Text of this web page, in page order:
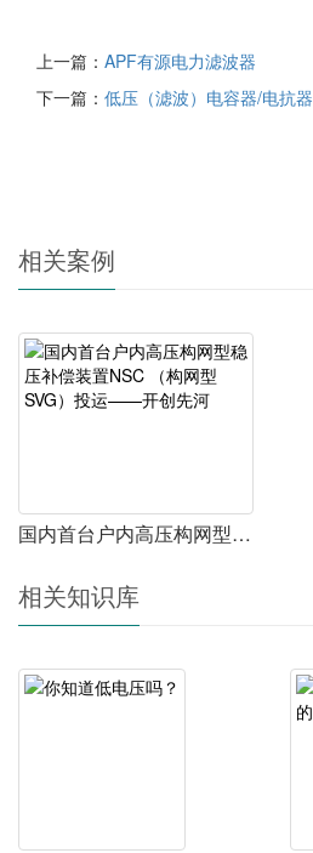
上一篇： APF有源电力滤波器
下一篇： 低压（滤波）电容器/电抗器
相关案例
国内首台户内高压构网型稳压补偿装置NSC （构网型SVG）投运——开创先河
相关知识库